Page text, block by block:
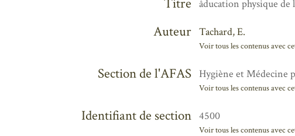
Titre âducation physique de
Auteur Tachard, E.
Voir tous les contenus avec
Section de l'AFAS Hygiène et Médecine
Voir tous les contenus avec
Identifiant de section 4500
Voir tous les contenus avec